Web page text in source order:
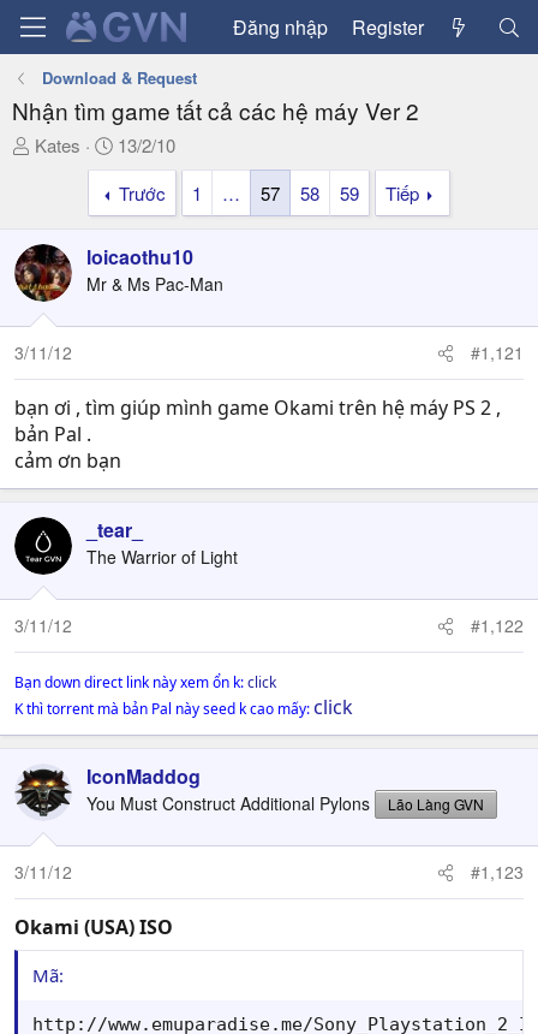
Đăng nhập Register
Download & Request
Nhận tìm game tất cả các hệ máy Ver 2
T
a
d
s
t
a
e
r
Kates
N
g
à
y
ử
i
13/2/10
Trước
1 … 57 58 59 Tiếp
loicaothu10
Mr & Ms Pac-Man
3/11/12 #1,121
bạn ơi , tìm giúp mình game Okami trên hệ máy PS 2 ,
bản Pal .
cảm ơn bạn
_tear_
The Warrior of Light
3/11/12 #1,122
Bạn down direct link này xem ổn k:click
K thì torrent mà bản Pal này seed k cao mấy: click
IconMaddog
You Must Construct Additional Pylons Lão Làng GVN
3/11/12 #1,123
Okami (USA) ISO
Mã:
http://www.emuparadise.me/